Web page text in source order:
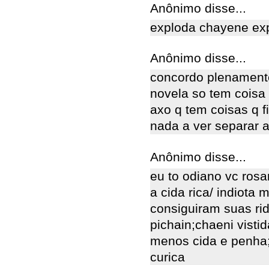
Anônimo disse...
exploda chayene
Anônimo disse...
concordo
novela so tem coisa
axo q tem coisas q
nada a ver separar
Anônimo disse...
eu to odiano vc
a cida rica/ indiota
consiguiram suas
pichain;chaeni
menos cida e
curica